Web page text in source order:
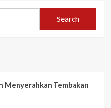
Search
Menyerahkan Tembakan